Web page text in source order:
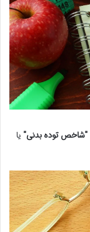
"شاخص توده بدنی"یا